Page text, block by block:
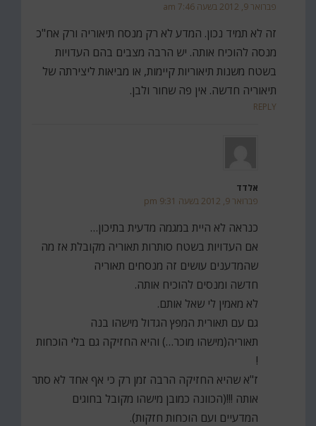
פברואר 9, 2012 בשעה 7:46 am
זה לא תמיד נכון. המדע לא רק מנסח תיאוריה ורק אח"כ
מנסה להוכיח אותה. יש הרבה מצבים בהם העדויות
בשטח משנות תיאוריות קיימות, או מביאות ליצירתה של
תיאוריה חדשה. אין פה שחור ולבן.
REPLY
אלדד
פברואר 9, 2012 בשעה 9:31 pm
כנראה לא היית במגמה מדעית בתיכון…
אם העדויות בשטח סותרות תאוריה מקובלת אז מה
שהמדענים עושים זה מנסחים תאוריה
חדשה ומנסים להוכיח אותה.
לא מאמין לי שאל אותם.
גם עם תאורית המפץ הגדול מישהו בנה
תאוריה(מישהו מוכר…) והיא החזיקה גם בלי הוכחות
!
ז"א שהיא החזיקה הרבה זמן רק כי אף אחד לא סתר
אותה !!!(הכוונה כמובן מישהו מקובל בחוגים
המדעיים ועם הוכחות חזקות).